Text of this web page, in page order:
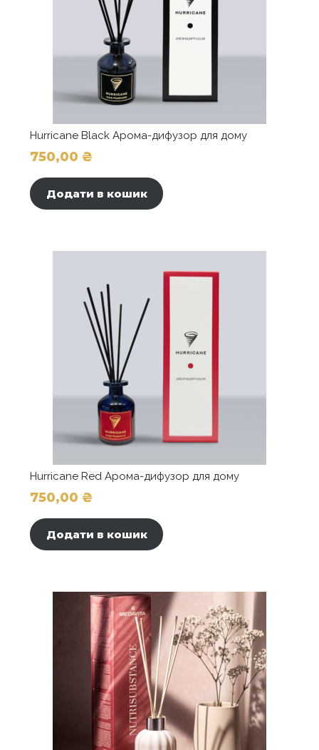
Hurricane Black Арома-дифузор для дому
750,00 ₴
Додати в кошик
Hurricane Red Арома-дифузор для дому
750,00 ₴
Додати в кошик